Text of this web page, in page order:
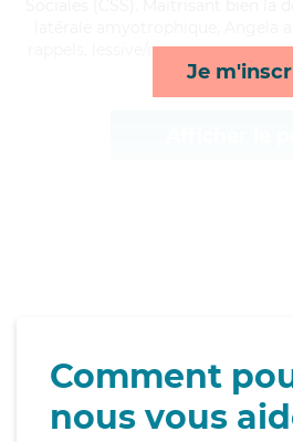
Je
rappels, lessive/repassage,
Comment
nous vous